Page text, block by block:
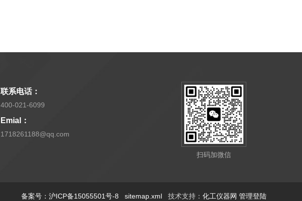
联系电话：
400-021-6099
Emial：
1718261188@qq.com
扫码加微信
备案号：沪ICP备15055501号-8 sitemap.xml 技术支持： 化工仪器网 管理登陆